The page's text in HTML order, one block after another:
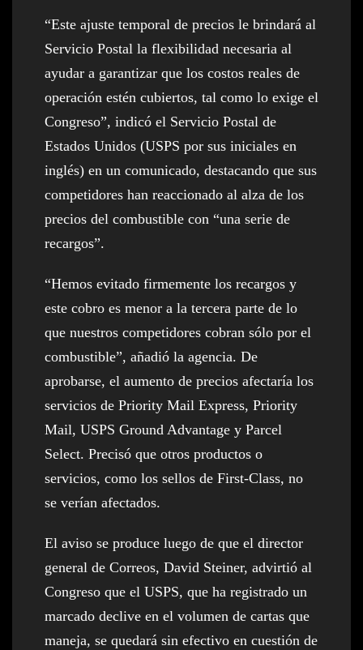
“Este ajuste temporal de precios le brindará al
Servicio Postal la flexibilidad necesaria al
ayudar a garantizar que los costos reales de
operación estén cubiertos, tal como lo exige el
Congreso”, indicó el Servicio Postal de
Estados Unidos (USPS por sus iniciales en
inglés) en un comunicado, destacando que sus
competidores han reaccionado al alza de los
precios del combustible con “una serie de
recargos”.
“Hemos evitado firmemente los recargos y
este cobro es menor a la tercera parte de lo
que nuestros competidores cobran sólo por el
combustible”, añadió la agencia. De
aprobarse, el aumento de precios afectaría los
servicios de Priority Mail Express, Priority
Mail, USPS Ground Advantage y Parcel
Select. Precisó que otros productos o
servicios, como los sellos de First-Class, no
se verían afectados.
El aviso se produce luego de que el director
general de Correos, David Steiner, advirtió al
Congreso que el USPS, que ha registrado un
marcado declive en el volumen de cartas que
maneja, se quedará sin efectivo en cuestión de